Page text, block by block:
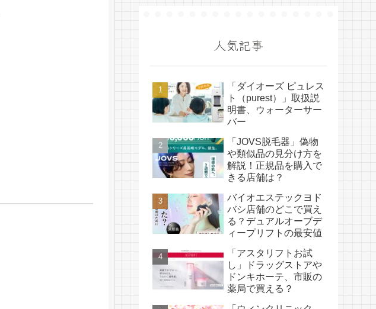
人気記事
「ダイオーズ ピュレス
ト（purest）」取扱説
明書、ウォーターサー
バー
「JOVS脱毛器」偽物
や類似品の見分け方を
解説！正規品を購入で
きる店舗は？
バイオエステックヨド
バシ店舗のどこで買え
る？デュアルオーブデ
ィープリフトの最安値
「アスタリフトお試
し」ドラッグストアや
ドンキホーテ、市販の
薬局で買える？